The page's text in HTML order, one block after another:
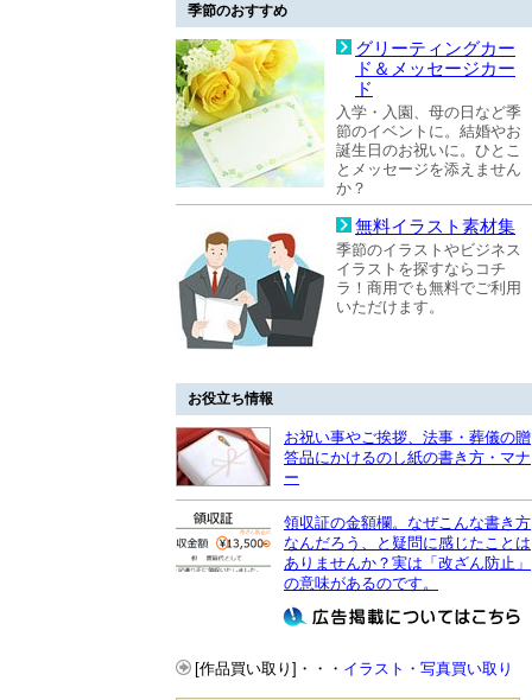
季節のおすすめ
グリーティングカー
ド＆メッセージカー
ド
入学・入園、母の日など季
節のイベントに。結婚やお
誕生日のお祝いに。ひとこ
とメッセージを添えません
か？
無料イラスト素材集
季節のイラストやビジネス
イラストを探すならコチ
ラ！商用でも無料でご利用
いただけます。
お役立ち情報
お祝い事やご挨拶、法事・葬儀の贈
答品にかけるのし紙の書き方・マナ
ー
領収証の金額欄。なぜこんな書き方
なんだろう、と疑問に感じたことは
ありませんか？実は「改ざん防止」
の意味があるのです。
[作品買い取り]・・・ イラスト・写真買い取り